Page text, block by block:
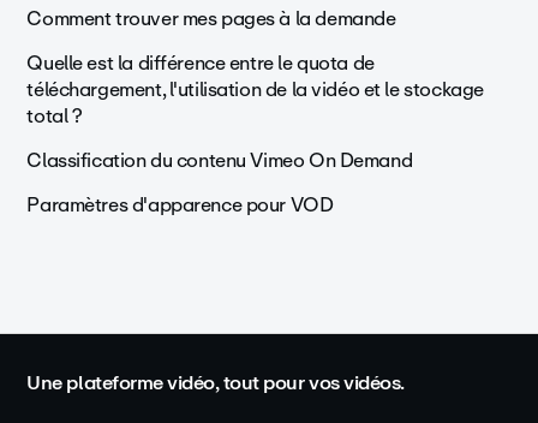
Comment trouver mes pages à la demande
Quelle est la différence entre le quota de
téléchargement, l'utilisation de la vidéo et le stockage
total ?
Classification du contenu Vimeo On Demand
Paramètres d'apparence pour VOD
Une plateforme vidéo, tout pour vos vidéos.